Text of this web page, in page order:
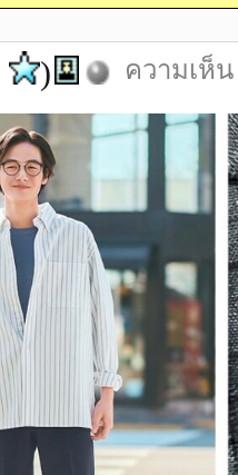
) ความเห็น